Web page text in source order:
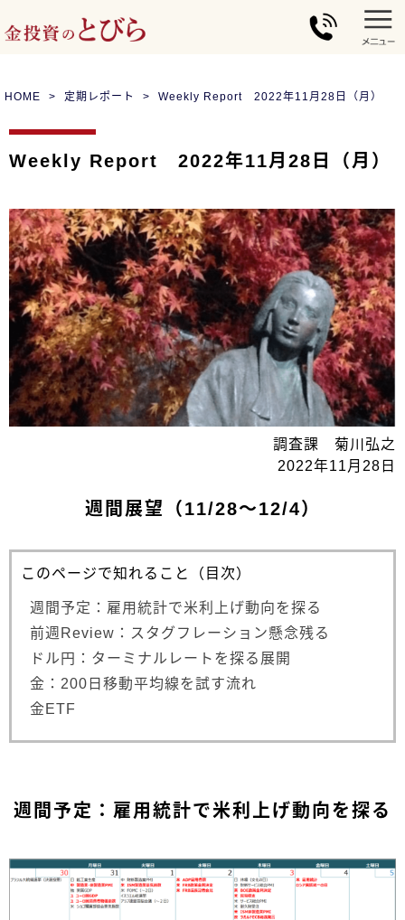
HOME 定期レポート Weekly Report 2022年11月28日（月）
Weekly Report 2022年11月28日（月）
調査課 菊川弘之
2022年11月28日
週間展望（11/28～12/4）
このページで知れること（目次）
週間予定：雇用統計で米利上げ動向を探る
前週Review：スタグフレーション懸念残る
ドル円：ターミナルレートを探る展開
金：200日移動平均線を試す流れ
金ETF
週間予定：雇用統計で米利上げ動向を探る